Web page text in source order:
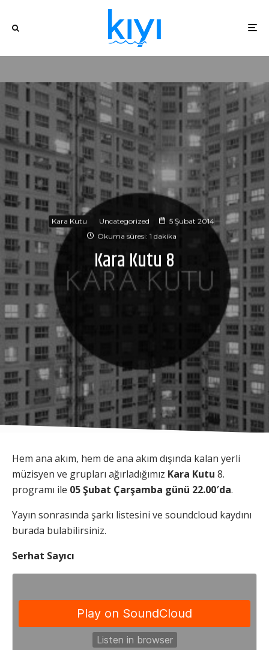
Kara Kutu Uncategorized
5 Şubat 2014
Okuma süresi: 1 dakika
Kara Kutu 8
Hem ana akım, hem de ana akım dışında kalan yerli
müzisyen ve grupları ağırladığımız Kara Kutu 8.
programı ile 05 Şubat Çarşamba günü 22.00′da.
Yayın sonrasında şarkı listesini ve soundcloud kaydını
burada bulabilirsiniz.
Serhat Sayıcı